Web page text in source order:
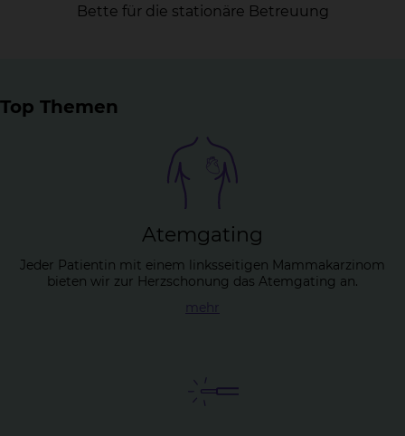
Bette für die stationäre Betreuung
Top Themen
Atem­ga­ting
Jeder Patientin mit einem linksseitigen Mammakarzinom
bieten wir zur Herzschonung das Atemgating an.
mehr